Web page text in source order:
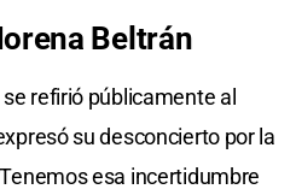
Beltrán
refirió públicamente al
su desconcierto por la
esa incertidumbre